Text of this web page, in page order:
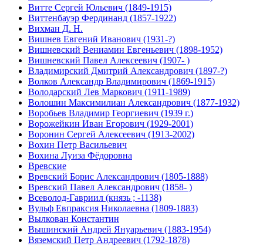
Витте Сергей Юльевич (1849-1915)
Виттенбауэр Фердинанд (1857-1922)
Вихман Д. Н.
Вишнев Евгений Иванович (1931-?)
Вишневский Вениамин Евгеньевич (1898-1952)
Вишневский Павел Алексеевич (1907- )
Владимирский Дмитрий Александрович (1897-?)
Волков Александр Владимирович (1869-1915)
Володарский Лев Маркович (1911-1989)
Волошин Максимилиан Александрович (1877-1932)
Воробьев Владимир Георгиевич (1939 г.)
Ворожейкин Иван Егорович (1929-2001)
Воронин Сергей Алексеевич (1913-2002)
Вохин Петр Васильевич
Вохина Луиза Фёдоровна
Вревские
Вревский Борис Александрович (1805-1888)
Вревский Павел Александрович (1858- )
Всеволод-Гавриил (князь ; -1138)
Вульф Евпраксия Николаевна (1809-1883)
Вылкован Константин
Вышинский Андрей Януарьевич (1883-1954)
Вяземский Петр Андреевич (1792-1878)